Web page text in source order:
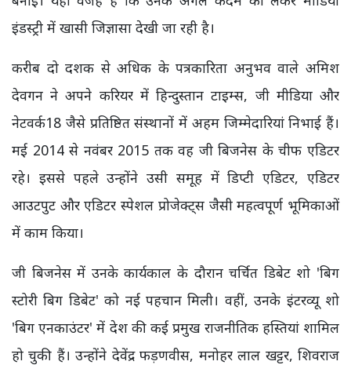
इंडस्ट्री में खासी जिज्ञासा देखी जा रही है।
करीब दो दशक से अधिक के पत्रकारिता अनुभव वाले अमिश
देवगन ने अपने करियर में हिन्दुस्तान टाइम्स, जी मीडिया और
नेटवर्क18 जैसे प्रतिष्ठित संस्थानों में अहम जिम्मेदारियां निभाई हैं।
मई 2014 से नवंबर 2015 तक वह जी बिजनेस के चीफ एडिटर
रहे। इससे पहले उन्होंने उसी समूह में डिप्टी एडिटर, एडिटर
आउटपुट और एडिटर स्पेशल प्रोजेक्ट्स जैसी महत्वपूर्ण भूमिकाओं
में काम किया।
जी बिजनेस में उनके कार्यकाल के दौरान चर्चित डिबेट शो 'बिग
स्टोरी बिग डिबेट' को नई पहचान मिली। वहीं, उनके इंटरव्यू शो
'बिग एनकाउंटर' में देश की कई प्रमुख राजनीतिक हस्तियां शामिल
हो चुकी हैं। उन्होंने देवेंद्र फड़णवीस, मनोहर लाल खट्टर, शिवराज